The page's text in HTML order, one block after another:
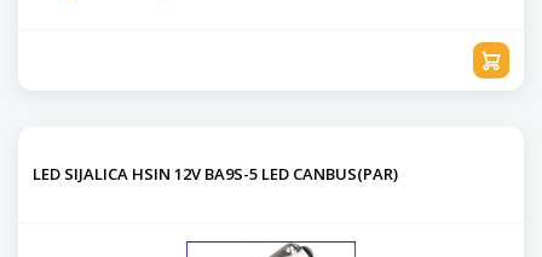
LED SIJALICA HSIN 12V BA9S-5 LED CANBUS(PAR)